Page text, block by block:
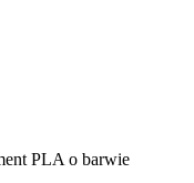
PLA o barwie